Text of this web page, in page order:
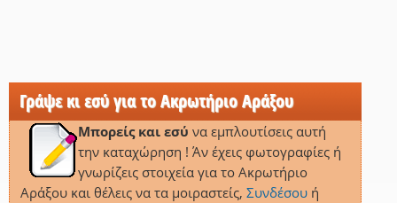
Γράψε κι εσύ για το Ακρωτήριο Αράξου
Μπορείς και εσύ να εμπλουτίσεις αυτή
την καταχώρηση ! Άν έχεις φωτογραφίες ή
γνωρίζεις στοιχεία για το Ακρωτήριο
Αράξου και θέλεις να τα μοιραστείς, Συνδέσουή